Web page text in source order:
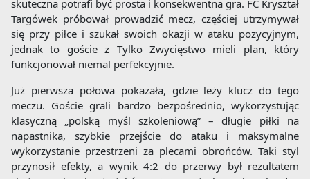
skuteczna potrafi być prosta i konsekwentna gra. FC Kryształ
Targówek próbował prowadzić mecz, częściej utrzymywał
się przy piłce i szukał swoich okazji w ataku pozycyjnym,
jednak to goście z Tylko Zwycięstwo mieli plan, który
funkcjonował niemal perfekcyjnie.
Już pierwsza połowa pokazała, gdzie leży klucz do tego
meczu. Goście grali bardzo bezpośrednio, wykorzystując
klasyczną „polską myśl szkoleniową” – długie piłki na
napastnika, szybkie przejście do ataku i maksymalne
wykorzystanie przestrzeni za plecami obrońców. Taki styl
przynosił efekty, a wynik 4:2 do przerwy był rezultatem